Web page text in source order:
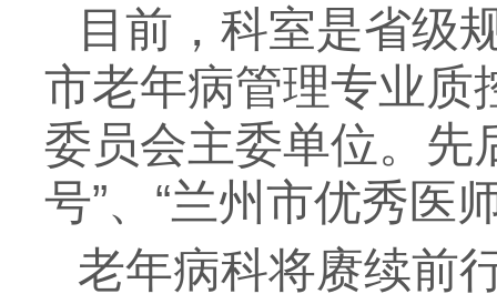
目前，科室是省级
市老年病管理专业质
委员会主委单位。先
号”、“兰州市优秀医
老年病科将赓续前